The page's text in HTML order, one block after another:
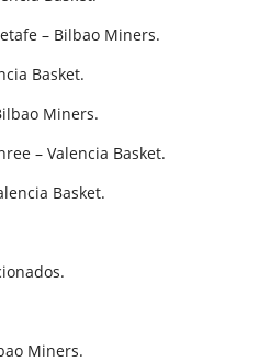
– Bilbao Miners.
Basket.
Miners.
– Valencia Basket.
Basket.
Miners.